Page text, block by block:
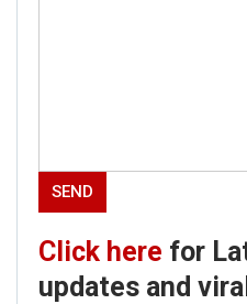
Click here for
updates and